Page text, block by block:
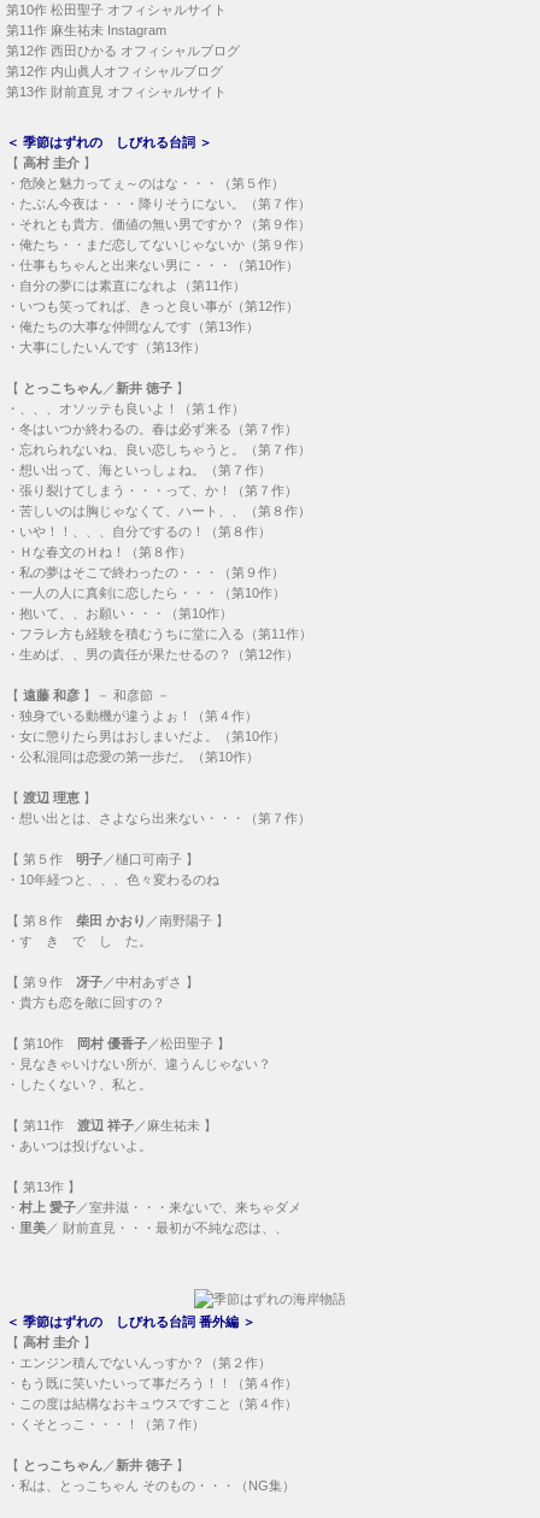
第10作 松田聖子 オフィシャルサイト
第11作 麻生祐未 Instagram
第12作 西田ひかる オフィシャルブログ
第12作 内山眞人オフィシャルブログ
第13作 財前直見 オフィシャルサイト
＜ 季節はずれの しびれる台詞 ＞
【 高村 圭介 】
・ 危険と魅力ってぇ～のはな・・・（第５作）
・ たぶん今夜は・・・降りそうにない。（第７作）
・ それとも貴方、価値の無い男ですか？（第９作）
・ 俺たち・・まだ恋してないじゃないか（第９作）
・ 仕事もちゃんと出来ない男に・・・（第10作）
・ 自分の夢には素直になれよ（第11作）
・ いつも笑ってれば、きっと良い事が（第12作）
・ 俺たちの大事な仲間なんです（第13作）
・ 大事にしたいんです（第13作）
【 とっこちゃん ／新井 徳子 】
・
、、、オソッテも良いよ！（第１作）
・ 冬はいつか終わるの。春は必ず来る（第７作）
・ 忘れられないね、良い恋しちゃうと。（第７作）
・ 想い出って、海といっしょね。（第７作）
・ 張り裂けてしまう・・・って、か！（第７作）
・ 苦しいのは胸じゃなくて、ハート、、（第８作）
・ いや！！、、、自分でするの！（第８作）
・ Ｈな春文のＨね！（第８作）
・ 私の夢はそこで終わったの・・・（第９作）
・ 一人の人に真剣に恋したら・・・（第10作）
・ 抱いて、、お願い・・・（第10作）
・ フラレ方も経験を積むうちに堂に入る（第11作）
・ 生めば、、男の責任が果たせるの？（第12作）
【 遠藤 和彦 】－ 和彦節 －
・ 独身でいる動機が違うよぉ！（第４作）
・ 女に懲りたら男はおしまいだよ。（第10作）
・ 公私混同は恋愛の第一歩だ。（第10作）
【 渡辺 理恵 】
・ 想い出とは、さよなら出来ない・・・（第７作）
【 第５作 明子 ／樋口可南子 】
・ 10年経つと、、、色々変わるのね
【 第８作 柴田 かおり ／南野陽子 】
・ す き で し た。
【 第９作 冴子 ／中村あずさ 】
・ 貴方も恋を敵に回すの？
【 第10作 岡村 優香子 ／松田聖子 】
・ 見なきゃいけない所が、違うんじゃない？
・ したくない？、私と。
【 第11作 渡辺 祥子 ／麻生祐未 】
・ あいつは投げないよ。
【 第13作 】
・ 村上 愛子 ／室井滋・・・ 来ないで、来ちゃダメ
・ 里美 ／ 財前直見・・・ 最初が不純な恋は、、
＜ 季節はずれの しびれる台詞 番外編 ＞
【 高村 圭介 】
・ エンジン積んでないんっすか？（第２作）
・ もう既に笑いたいって事だろう！！（第４作）
・ この度は結構なおキュウスですこと（第４作）
・ くそとっこ・・・！（第７作）
【 とっこちゃん ／新井 徳子 】
・ 私は、とっこちゃん そのもの・・・（NG集）